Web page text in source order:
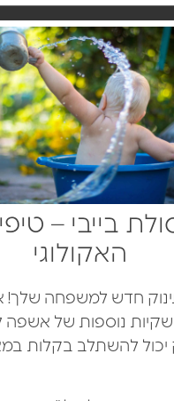
בייבי –
האקולוגי
חדש למשפחה שלך!
נוספות של אשפה
יכול להשתלב בקלות